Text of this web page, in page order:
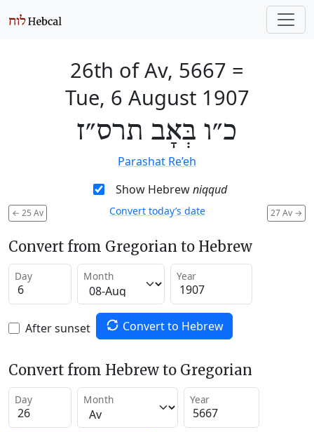
26th of Av, 5667 =
Tue, 6 August 1907
כ״ו בְּאָב תרס״ז
Parashat Re’eh
Show Hebrewniqqud
← 25 Av 27 Av →
Convert today’s date
Convert from Gregorian to Hebrew
Day Month Year
After sunset Convert to Hebrew
Convert from Hebrew to Gregorian
Day Month Year